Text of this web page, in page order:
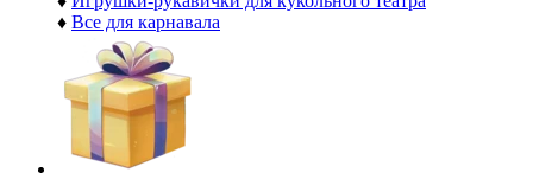
♦ Все для карнавала